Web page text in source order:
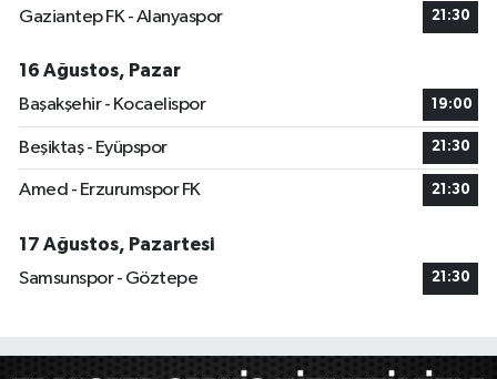
Gaziantep FK - Alanyaspor 21:30
16 Ağustos, Pazar
Başakşehir - Kocaelispor
19:00
Beşiktaş - Eyüpspor 21:30
Amed - Erzurumspor FK 21:30
17 Ağustos, Pazartesi
Samsunspor - Göztepe
21:30